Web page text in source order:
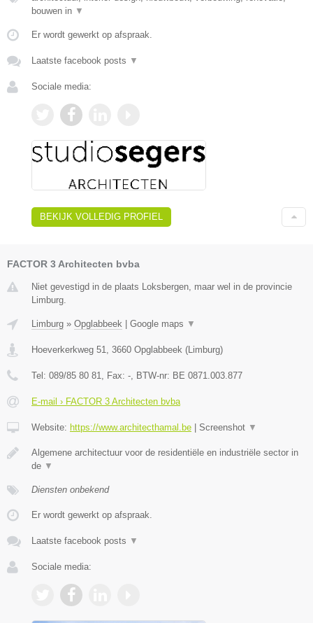
bouwen in ▼
Er wordt gewerkt op afspraak.
Laatste facebook posts ▼
Sociale media:
BEKIJK VOLLEDIG PROFIEL
FACTOR 3 Architecten bvba
Niet gevestigd in de plaats Loksbergen, maar wel in de provincie
Limburg.
Limburg » Opglabbeek Google maps ▼
Hoeverkerkweg 51, 3660 Opglabbeek (Limburg)
Tel: 089/85 80 81, Fax: -, BTW-nr: BE 0871.003.877
E-mail › FACTOR 3 Architecten bvba
Website: https://www.architecthamal.be Screenshot ▼
Algemene architectuur voor de residentiële en industriële sector in
de ▼
Diensten onbekend
Er wordt gewerkt op afspraak.
Laatste facebook posts ▼
Sociale media: